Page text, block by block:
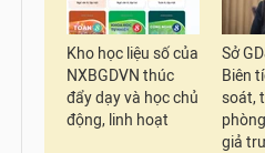
Kho học liệu số của
NXBGDVN thúc
đẩy dạy và học chủ
động, linh hoạt
Sở
Biên
soát,
giả